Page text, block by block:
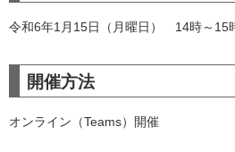
令和6年1月15日（月曜日） 14時～15
開催方法
オンライン（Teams）開催